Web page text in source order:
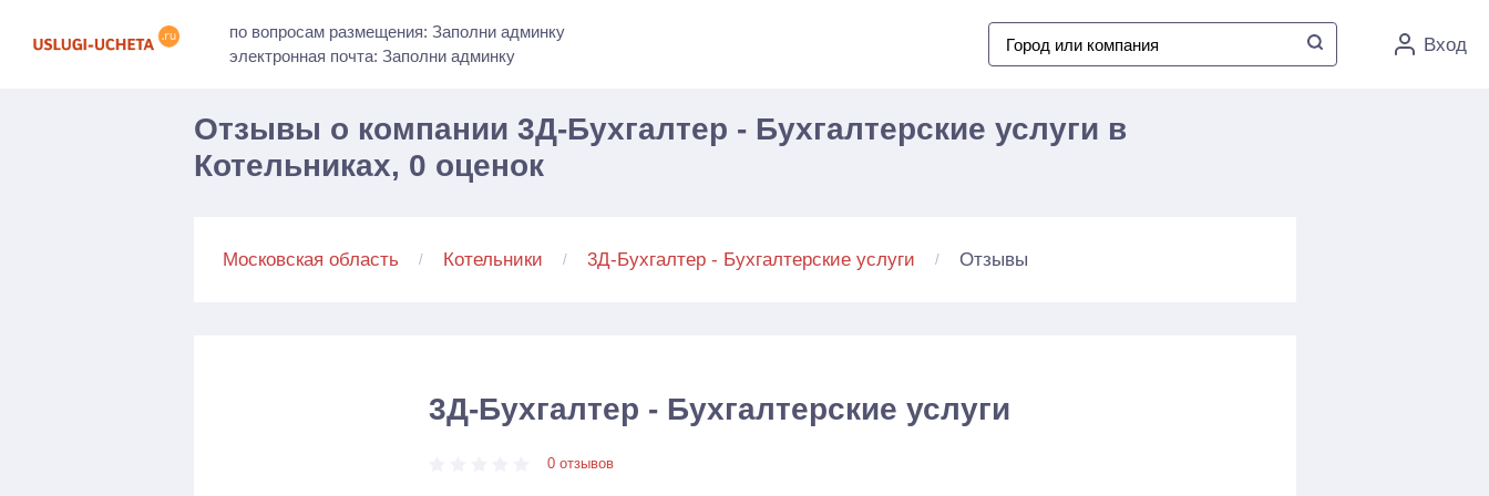
по вопросам размещения: Заполни админку
электронная почта: Заполни админку
Вход
Отзывы о компании 3Д-Бухгалтер - Бухгалтерские услуги в
Котельниках, 0 оценок
Московская область Котельники 3Д-Бухгалтер - Бухгалтерские услуги Отзывы
3Д-Бухгалтер - Бухгалтерские услуги
0 отзывов